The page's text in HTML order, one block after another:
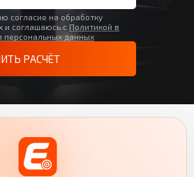
согласие на обработку
и соглашаюсь с Политикой в
персональных данных
РАСЧЁТ